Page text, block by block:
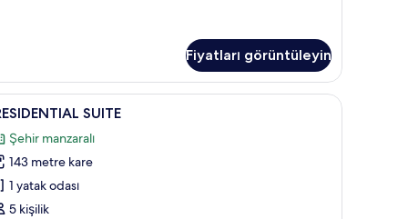
Fiyatları görüntüleyin
odada kasa PRESIDENTIAL SUITE | Oturma alanı |
8 SUITE
Şehir manzaralı
143 metre kare
1 yatak odası
5 kişilik